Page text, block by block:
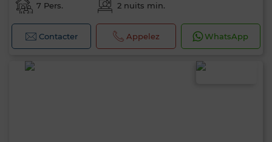
7 Pers. 2 nuits min.
Contacter Appelez WhatsApp